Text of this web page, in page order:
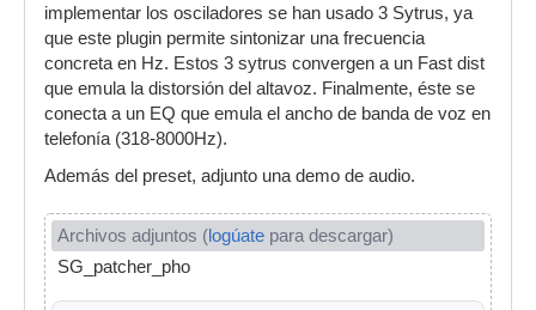
implementar los osciladores se han usado 3 Sytrus, ya
que este plugin permite sintonizar una frecuencia
concreta en Hz. Estos 3 sytrus convergen a un Fast dist
que emula la distorsión del altavoz. Finalmente, éste se
conecta a un EQ que emula el ancho de banda de voz en
telefonía (318-8000Hz).
Además del preset, adjunto una demo de audio.
Archivos adjuntos (logúate para descargar)
SG_patcher_phone.fst